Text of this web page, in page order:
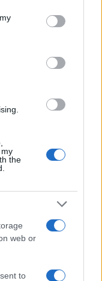
You may click to
party tags to
in below Google
the
web or
to
inmobiliario y sus